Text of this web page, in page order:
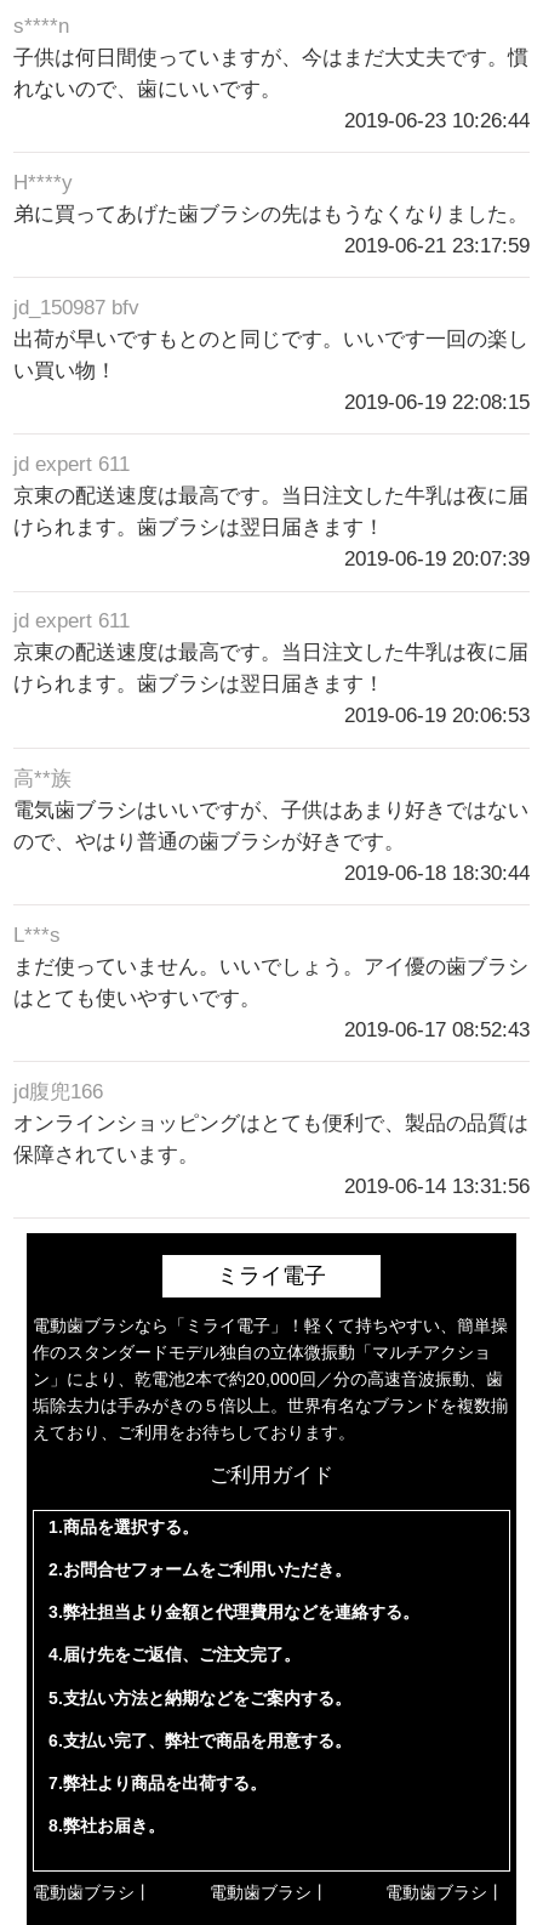
s****n
子供は何日間使っていますが、今はまだ大丈夫です。慣
れないので、歯にいいです。
2019-06-23 10:26:44
H****y
弟に買ってあげた歯ブラシの先はもうなくなりました。
2019-06-21 23:17:59
jd_150987 bfv
出荷が早いですもとのと同じです。いいです一回の楽し
い買い物！
2019-06-19 22:08:15
jd expert 611
京東の配送速度は最高です。当日注文した牛乳は夜に届
けられます。歯ブラシは翌日届きます！
2019-06-19 20:07:39
jd expert 611
京東の配送速度は最高です。当日注文した牛乳は夜に届
けられます。歯ブラシは翌日届きます！
2019-06-19 20:06:53
高**族
電気歯ブラシはいいですが、子供はあまり好きではない
ので、やはり普通の歯ブラシが好きです。
2019-06-18 18:30:44
L***s
まだ使っていません。いいでしょう。アイ優の歯ブラシ
はとても使いやすいです。
2019-06-17 08:52:43
jd腹兜166
オンラインショッピングはとても便利で、製品の品質は
保障されています。
2019-06-14 13:31:56
ミライ電子
電動歯ブラシなら「ミライ電子」！軽くて持ちやすい、簡単操
作のスタンダードモデル独自の立体微振動「マルチアクショ
ン」により、乾電池2本で約20,000回／分の高速音波振動、歯
垢除去力は手みがきの５倍以上。世界有名なブランドを複数揃
えており、ご利用をお待ちしております。
ご利用ガイド
1.商品を選択する。
2.お問合せフォームをご利用いただき。
3.弊社担当より金額と代理費用などを連絡する。
4.届け先をご返信、ご注文完了。
5.支払い方法と納期などをご案内する。
6.支払い完了、弊社で商品を用意する。
7.弊社より商品を出荷する。
8.弊社お届き。
電動歯ブラシ丨 電動歯ブラシ丨 電動歯ブラシ丨